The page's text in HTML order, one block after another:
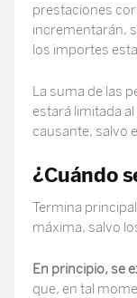
prestaciones
incrementarán,
los importes
La suma de las
estará limitada
causante, salvo
¿Cuándo
Termina
máxima, salvo
En principio, se
que, en tal